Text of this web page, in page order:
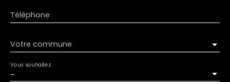
Téléphone
Votre commune
-
Vous souhaitez